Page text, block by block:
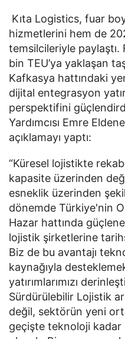
Kıta Logistics, fuar
hizmetlerini hem de
temsilcileriyle paylaştı.
bin TEU’ya yaklaşan
Kafkasya hattındaki
dijital entegrasyon
perspektifini
Yardımcısı Emre
açıklamayı yaptı:
“Küresel lojistikte
kapasite üzerinden
esneklik üzerinden
dönemde Türkiye'nin
Hazar hattında
lojistik şirketlerine
Biz de bu avantajı
kaynağıyla
yatırımlarımızı
Sürdürülebilir Lojistik
değil, sektörün yeni
geçişte teknoloji